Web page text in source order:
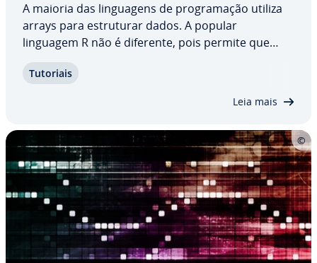
A maioria das lin­gua­gens de pro­gra­ma­ção utiliza
arrays para es­tru­tu­rar dados. A popular
linguagem R não é diferente, pois permite que
nessas es­tru­tu­ras, tornando códigos mais efi­ci­en­
Tutoriais
Leia mais